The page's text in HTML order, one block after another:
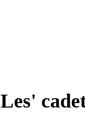
Les'